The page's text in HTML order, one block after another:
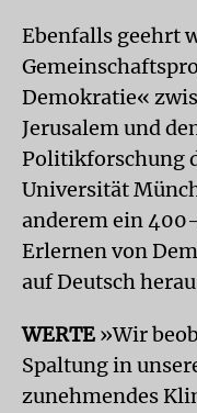
Ebenfalls geehrt
Demokratie«
Jerusalem und
Politikforschung
Universität
anderem ein
Erlernen von
auf Deutsch
WERTE »Wir
Spaltung in
zunehmendes